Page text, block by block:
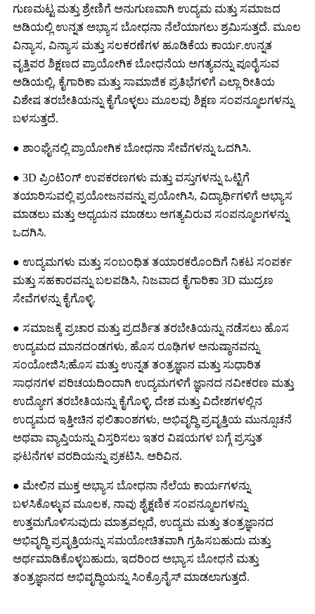
ಗುಣಮಟ್ಟ ಮತ್ತು ಶ್ರೇಣಿಗೆ ಅನುಗುಣವಾಗಿ ಉದ್ಯಮ ಮತ್ತು ಸಮಾಜದ
ಅಡಿಯಲ್ಲಿ ಉನ್ನತ ಅಭ್ಯಾಸ ಬೋಧನಾ ನೆಲೆಯಾಗಲು ಶ್ರಮಿಸುತ್ತದೆ. ಮೂಲ
ವಿನ್ಯಾಸ, ವಿನ್ಯಾಸ ಮತ್ತು ಸಲಕರಣೆಗಳ ಹೂಡಿಕೆಯ ಕಾರ್ಯ.ಉನ್ನತ
ವೃತ್ತಿಪರ ಶಿಕ್ಷಣದ ಪ್ರಾಯೋಗಿಕ ಬೋಧನೆಯ ಅಗತ್ಯವನ್ನು ಪೂರೈಸುವ
ಅಡಿಯಲ್ಲಿ, ಕೈಗಾರಿಕಾ ಮತ್ತು ಸಾಮಾಜಿಕ ಪ್ರತಿಭೆಗಳಿಗೆ ಎಲ್ಲಾ ರೀತಿಯ
ವಿಶೇಷ ತರಬೇತಿಯನ್ನು ಕೈಗೊಳ್ಳಲು ಮೂಲವು ಶಿಕ್ಷಣ ಸಂಪನ್ಮೂಲಗಳನ್ನು
ಬಳಸುತ್ತದೆ.
● ಶಾಂಘೈನಲ್ಲಿ ಪ್ರಾಯೋಗಿಕ ಬೋಧನಾ ಸೇವೆಗಳನ್ನು ಒದಗಿಸಿ.
● 3D ಪ್ರಿಂಟಿಂಗ್ ಉಪಕರಣಗಳು ಮತ್ತು ವಸ್ತುಗಳನ್ನು ಒಟ್ಟಿಗೆ
ತಯಾರಿಸುವಲ್ಲಿ ಪ್ರಯೋಜನವನ್ನು ಪ್ರಯೋಗಿಸಿ, ವಿದ್ಯಾರ್ಥಿಗಳಿಗೆ ಅಭ್ಯಾಸ
ಮಾಡಲು ಮತ್ತು ಅಧ್ಯಯನ ಮಾಡಲು ಅಗತ್ಯವಿರುವ ಸಂಪನ್ಮೂಲಗಳನ್ನು
ಒದಗಿಸಿ.
● ಉದ್ಯಮಗಳು ಮತ್ತು ಸಂಬಂಧಿತ ತಯಾರಕರೊಂದಿಗೆ ನಿಕಟ ಸಂಪರ್ಕ
ಮತ್ತು ಸಹಕಾರವನ್ನು ಬಲಪಡಿಸಿ, ನಿಜವಾದ ಕೈಗಾರಿಕಾ 3D ಮುದ್ರಣ
ಸೇವೆಗಳನ್ನು ಕೈಗೊಳ್ಳಿ.
● ಸಮಾಜಕ್ಕೆ ಪ್ರಚಾರ ಮತ್ತು ಪ್ರದರ್ಶಿತ ತರಬೇತಿಯನ್ನು ನಡೆಸಲು ಹೊಸ
ಉದ್ಯಮದ ಮಾನದಂಡಗಳು, ಹೊಸ ರೂಢಿಗಳ ಅನುಷ್ಠಾನವನ್ನು
ಸಂಯೋಜಿಸಿ;ಹೊಸ ಮತ್ತು ಉನ್ನತ ತಂತ್ರಜ್ಞಾನ ಮತ್ತು ಸುಧಾರಿತ
ಸಾಧನಗಳ ಪರಿಚಯದಿಂದಾಗಿ ಉದ್ಯಮಗಳಿಗೆ ಜ್ಞಾನದ ನವೀಕರಣ ಮತ್ತು
ಉದ್ಯೋಗ ತರಬೇತಿಯನ್ನು ಕೈಗೊಳ್ಳಿ, ದೇಶ ಮತ್ತು ವಿದೇಶಗಳಲ್ಲಿನ
ಉದ್ಯಮದ ಇತ್ತೀಚಿನ ಫಲಿತಾಂಶಗಳು, ಅಭಿವೃದ್ಧಿ ಪ್ರವೃತ್ತಿಯ ಮುನ್ಸೂಚನೆ
ಅಥವಾ ವ್ಯಾಪ್ತಿಯನ್ನು ವಿಸ್ತರಿಸಲು ಇತರ ವಿಷಯಗಳ ಬಗ್ಗೆ ಪ್ರಸ್ತುತ
ಘಟನೆಗಳ ವರದಿಯನ್ನು ಪ್ರಕಟಿಸಿ. ಅರಿವಿನ.
● ಮೇಲಿನ ಮುಕ್ತ ಅಭ್ಯಾಸ ಬೋಧನಾ ನೆಲೆಯ ಕಾರ್ಯಗಳನ್ನು
ಬಳಸಿಕೊಳ್ಳುವ ಮೂಲಕ, ನಾವು ಶೈಕ್ಷಣಿಕ ಸಂಪನ್ಮೂಲಗಳನ್ನು
ಉತ್ತಮಗೊಳಿಸುವುದು ಮಾತ್ರವಲ್ಲದೆ, ಉದ್ಯಮ ಮತ್ತು ತಂತ್ರಜ್ಞಾನದ
ಅಭಿವೃದ್ಧಿ ಪ್ರವೃತ್ತಿಯನ್ನು ಸಮಯೋಚಿತವಾಗಿ ಗ್ರಹಿಸಬಹುದು ಮತ್ತು
ಅರ್ಥಮಾಡಿಕೊಳ್ಳಬಹುದು, ಇದರಿಂದ ಅಭ್ಯಾಸ ಬೋಧನೆ ಮತ್ತು
ತಂತ್ರಜ್ಞಾನದ ಅಭಿವೃದ್ಧಿಯನ್ನು ಸಿಂಕ್ರೊನೈಸ್ ಮಾಡಲಾಗುತ್ತದೆ.